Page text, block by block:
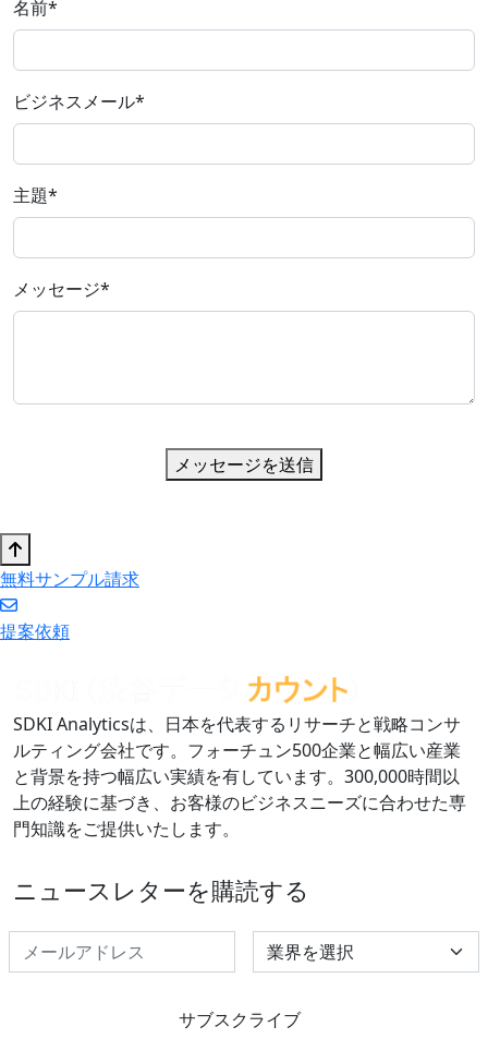
名前*
ビジネスメール*
主題*
メッセージ*
メッセージを送信
無料サンプル請求
提案依頼
SDKI Analyticsは、日本を代表するリサーチと戦略コンサ
ルティング会社です。フォーチュン500企業と幅広い産業
と背景を持つ幅広い実績を有しています。300,000時間以
上の経験に基づき、お客様のビジネスニーズに合わせた専
門知識をご提供いたします。
ニュースレターを購読する
Select Industry
サブスクライブ